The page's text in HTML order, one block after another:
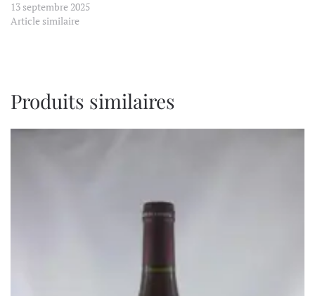
13 septembre 2025
Article similaire
Produits similaires